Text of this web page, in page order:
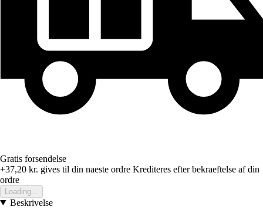
Gratis forsendelse
+37,20 kr. gives til din naeste ordre Krediteres efter bekraeftelse af din
ordre
Loading...
Beskrivelse